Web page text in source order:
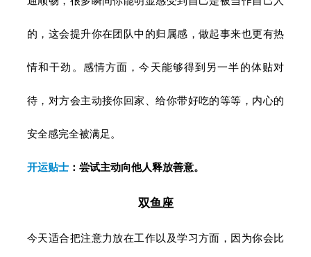
的，这会提升你在团队中的归属感，做起事来也更有热
情和干劲。感情方面，今天能够得到另一半的体贴对
待，对方会主动接你回家、给你带好吃的等等，内心的
安全感完全被满足。
开运贴士 ：尝试主动向他人释放善意。
双鱼座
今天适合把注意力放在工作以及学习方面，因为你会比